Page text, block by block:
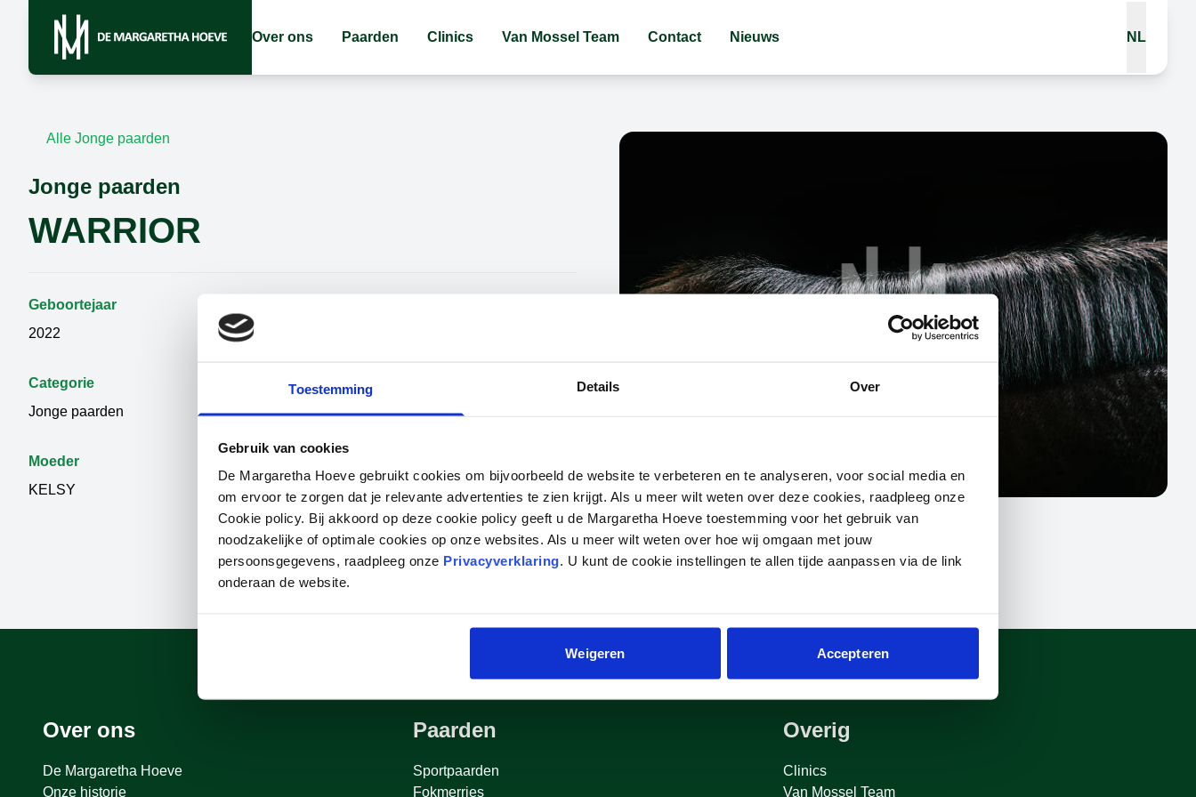
Toestemming Details Over
Gebruik van cookies
De Margaretha Hoeve gebruikt cookies om bijvoorbeeld de website te verbeteren en te analyseren, voor social media en
om ervoor te zorgen dat je relevante advertenties te zien krijgt. Als u meer wilt weten over deze cookies, raadpleeg onze
Cookie policy. Bij akkoord op deze cookie policy geeft u de Margaretha Hoeve toestemming voor het gebruik van
noodzakelijke of optimale cookies op onze websites. Als u meer wilt weten over hoe wij omgaan met jouw
persoonsgegevens, raadpleeg onze Privacyverklaring. U kunt de cookie instellingen te allen tijde aanpassen via de link
onderaan de website.
Weigeren Accepteren
Over ons Paarden Clinics Van Mossel Team Contact Nieuws NL
Alle Jonge paarden
Jonge paarden
WARRIOR
Geboortejaar
2022
Categorie
Jonge paarden
Vader
BURBERRY DK Z/DEAUVILLE
Moeder
KELSY
Over ons
De Margaretha Hoeve
Onze historie
Paarden
Sportpaarden
Fokmerries
Overig
Clinics
Van Mossel Team